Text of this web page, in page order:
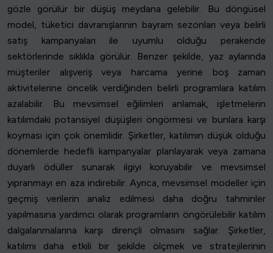
gözle görülür bir düşüş meydana gelebilir. Bu döngüsel
model, tüketici davranışlarının bayram sezonları veya belirli
satış kampanyaları ile uyumlu olduğu perakende
sektörlerinde sıklıkla görülür. Benzer şekilde, yaz aylarında
müşteriler alışveriş veya harcama yerine boş zaman
aktivitelerine öncelik verdiğinden belirli programlara katılım
azalabilir. Bu mevsimsel eğilimleri anlamak, işletmelerin
katılımdaki potansiyel düşüşleri öngörmesi ve bunlara karşı
koyması için çok önemlidir. Şirketler, katılımın düşük olduğu
dönemlerde hedefli kampanyalar planlayarak veya zamana
duyarlı ödüller sunarak ilgiyi koruyabilir ve mevsimsel
yıpranmayı en aza indirebilir. Ayrıca, mevsimsel modeller için
geçmiş verilerin analiz edilmesi daha doğru tahminler
yapılmasına yardımcı olarak programların öngörülebilir katılım
dalgalanmalarına karşı dirençli olmasını sağlar. Şirketler,
katılımı daha etkili bir şekilde ölçmek ve stratejilerinin